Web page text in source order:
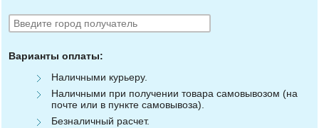
Варианты оплаты:
Наличными курьеру.
Наличными при получении товара самовывозом (на
почте или в пункте самовывоза).
Безналичный расчет.